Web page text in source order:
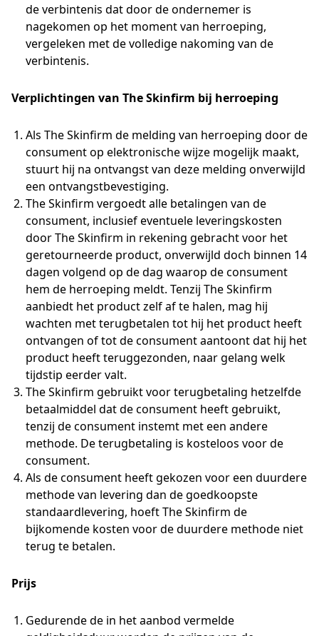
de verbintenis dat door de ondernemer is
nagekomen op het moment van herroeping,
vergeleken met de volledige nakoming van de
verbintenis.
Verplichtingen van The Skinfirm bij herroeping
Als The Skinfirm de melding van herroeping door de
consument op elektronische wijze mogelijk maakt,
stuurt hij na ontvangst van deze melding onverwijld
een ontvangstbevestiging.
The Skinfirm vergoedt alle betalingen van de
consument, inclusief eventuele leveringskosten
door The Skinfirm in rekening gebracht voor het
geretourneerde product, onverwijld doch binnen 14
dagen volgend op de dag waarop de consument
hem de herroeping meldt. Tenzij The Skinfirm
aanbiedt het product zelf af te halen, mag hij
wachten met terugbetalen tot hij het product heeft
ontvangen of tot de consument aantoont dat hij het
product heeft teruggezonden, naar gelang welk
tijdstip eerder valt.
The Skinfirm gebruikt voor terugbetaling hetzelfde
betaalmiddel dat de consument heeft gebruikt,
tenzij de consument instemt met een andere
methode. De terugbetaling is kosteloos voor de
consument.
Als de consument heeft gekozen voor een duurdere
methode van levering dan de goedkoopste
standaardlevering, hoeft The Skinfirm de
bijkomende kosten voor de duurdere methode niet
terug te betalen.
Prijs
Gedurende de in het aanbod vermelde